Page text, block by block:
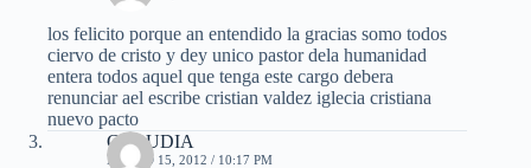
los felicito porque an entendido la gracias somo todos
ciervo de cristo y dey unico pastor dela humanidad
entera todos aquel que tenga este cargo debera
renunciar ael escribe cristian valdez iglecia cristiana
nuevo pacto
CLAUDIA
MARZO 15, 2012 / 10:17 PM